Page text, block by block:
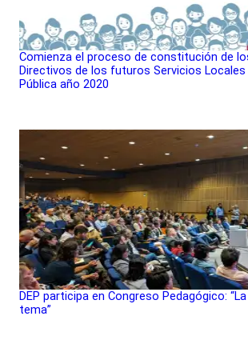
Comienza el proceso de constitución de
Directivos de los futuros Servicios Locales
Pública año 2020
DEP participa en Congreso Pedagógico:
tema”